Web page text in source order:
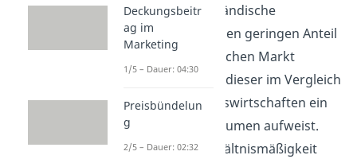
tritt ein, wenn inländische
Unternehmen einen geringen Anteil
an einem inländischen Markt
besitzen, obwohl dieser im Vergleich
mit anderen Volkswirtschaften ein
relativ großes Volumen aufweist.
Um diese Unverhältnismäßigkeit
Deckungsbeitr
ag im
Marketing
1/5 – Dauer: 04:30
Preisbündelun
g
2/5 – Dauer: 02:32